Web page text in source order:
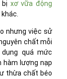
xơ vữa động
nhưng việc sử
chất mỗi
quá mức
hàm lượng nạp
thừa chất béo